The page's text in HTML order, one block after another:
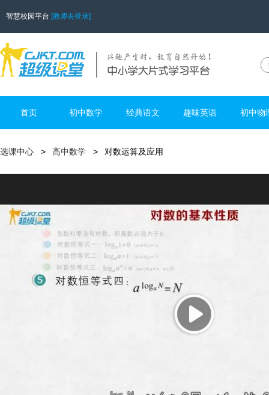
智慧校园平台 [教师去登录]
首页 初中数学 经典语文 趣味英语 初中物
选课中心 高中数学 对数运算及应用